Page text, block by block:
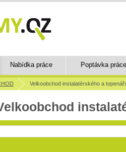
Nabídka práce Poptávka práce
Velkoobchod instalatérského a